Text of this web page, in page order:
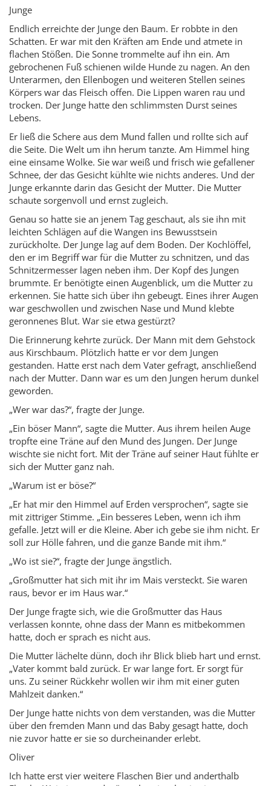
Junge
Endlich erreichte der Junge den Baum. Er robbte in den
Schatten. Er war mit den Kräften am Ende und atmete in
flachen Stößen. Die Sonne trommelte auf ihn ein. Am
gebrochenen Fuß schienen wilde Hunde zu nagen. An den
Unterarmen, den Ellenbogen und weiteren Stellen seines
Körpers war das Fleisch offen. Die Lippen waren rau und
trocken. Der Junge hatte den schlimmsten Durst seines
Lebens.
Er ließ die Schere aus dem Mund fallen und rollte sich auf
die Seite. Die Welt um ihn herum tanzte. Am Himmel hing
eine einsame Wolke. Sie war weiß und frisch wie gefallener
Schnee, der das Gesicht kühlte wie nichts anderes. Und der
Junge erkannte darin das Gesicht der Mutter. Die Mutter
schaute sorgenvoll und ernst zugleich.
Genau so hatte sie an jenem Tag geschaut, als sie ihn mit
leichten Schlägen auf die Wangen ins Bewusstsein
zurückholte. Der Junge lag auf dem Boden. Der Kochlöffel,
den er im Begriff war für die Mutter zu schnitzen, und das
Schnitzermesser lagen neben ihm. Der Kopf des Jungen
brummte. Er benötigte einen Augenblick, um die Mutter zu
erkennen. Sie hatte sich über ihn gebeugt. Eines ihrer Augen
war geschwollen und zwischen Nase und Mund klebte
geronnenes Blut. War sie etwa gestürzt?
Die Erinnerung kehrte zurück. Der Mann mit dem Gehstock
aus Kirschbaum. Plötzlich hatte er vor dem Jungen
gestanden. Hatte erst nach dem Vater gefragt, anschließend
nach der Mutter. Dann war es um den Jungen herum dunkel
geworden.
„Wer war das?“, fragte der Junge.
„Ein böser Mann“, sagte die Mutter. Aus ihrem heilen Auge
tropfte eine Träne auf den Mund des Jungen. Der Junge
wischte sie nicht fort. Mit der Träne auf seiner Haut fühlte er
sich der Mutter ganz nah.
„Warum ist er böse?“
„Er hat mir den Himmel auf Erden versprochen“, sagte sie
mit zittriger Stimme. „Ein besseres Leben, wenn ich ihm
gefalle. Jetzt will er die Kleine. Aber ich gebe sie ihm nicht. Er
soll zur Hölle fahren, und die ganze Bande mit ihm.“
„Wo ist sie?“, fragte der Junge ängstlich.
„Großmutter hat sich mit ihr im Mais versteckt. Sie waren
raus, bevor er im Haus war.“
Der Junge fragte sich, wie die Großmutter das Haus
verlassen konnte, ohne dass der Mann es mitbekommen
hatte, doch er sprach es nicht aus.
Die Mutter lächelte dünn, doch ihr Blick blieb hart und ernst.
„Vater kommt bald zurück. Er war lange fort. Er sorgt für
uns. Zu seiner Rückkehr wollen wir ihm mit einer guten
Mahlzeit danken.“
Der Junge hatte nichts von dem verstanden, was die Mutter
über den fremden Mann und das Baby gesagt hatte, doch
nie zuvor hatte er sie so durcheinander erlebt.
Oliver
Ich hatte erst vier weitere Flaschen Bier und anderthalb